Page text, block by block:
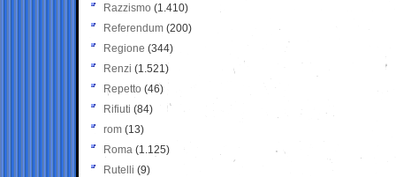
Razzismo (1.410)
Referendum (200)
Regione (344)
Renzi (1.521)
Repetto (46)
Rifiuti (84)
rom (13)
Roma (1.125)
Rutelli (9)